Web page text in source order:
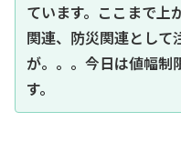
ています。ここまで上
関連、防災関連として
が。。。今日は値幅制
す。